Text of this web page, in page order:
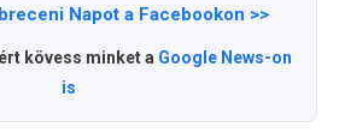
Napot a Facebookon >>
kövess minket a Google News-on
is